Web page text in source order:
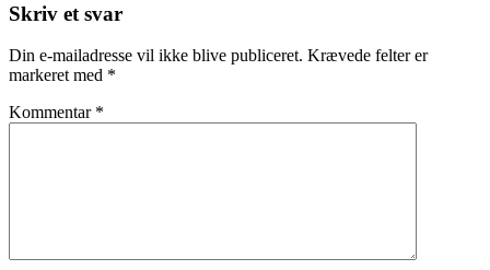
Skriv et svar
Din e-mailadresse vil ikke blive publiceret. Krævede felter er
markeret med *
Kommentar *